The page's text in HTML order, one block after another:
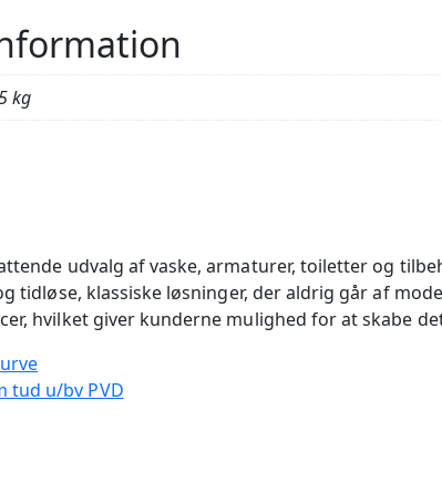
kg
udvalg af vaske, armaturer, toiletter og
tidløse, klassiske løsninger, der aldrig går af
hvilket giver kunderne mulighed for at skabe